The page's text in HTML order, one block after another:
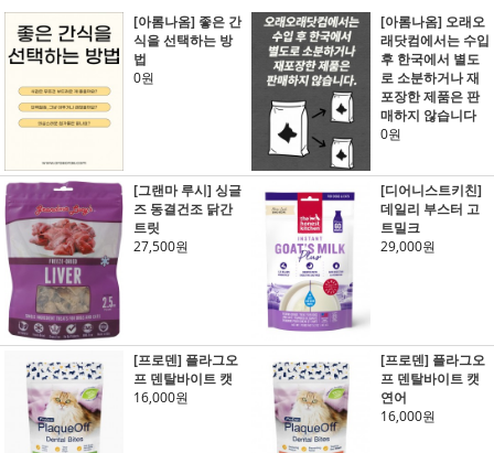
[아롬나옴] 좋은 간
식을 선택하는 방
법
0원
[아롬나옴] 오래오
래닷컴에서는 수입
후 한국에서 별도
로 소분하거나 재
포장한 제품은 판
매하지 않습니다
0원
[그랜마 루시] 싱글
즈 동결건조 닭간
트릿
27,500원
[디어니스트키친]
데일리 부스터 고
트밀크
29,000원
[프로덴] 플라그오
프 덴탈바이트 캣
16,000원
[프로덴] 플라그오
프 덴탈바이트 캣
연어
16,000원